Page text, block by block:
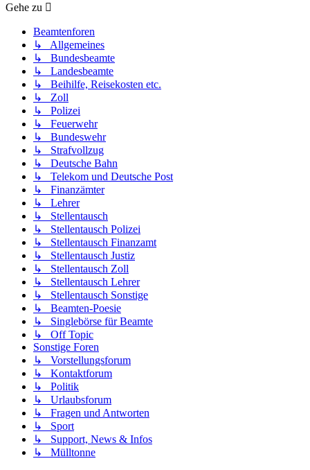
Gehe zu
Beamtenforen
↳ Allgemeines
↳ Bundesbeamte
↳ Landesbeamte
↳ Beihilfe, Reisekosten etc.
↳ Zoll
↳ Polizei
↳ Feuerwehr
↳ Bundeswehr
↳ Strafvollzug
↳ Deutsche Bahn
↳ Telekom und Deutsche Post
↳ Finanzämter
↳ Lehrer
↳ Stellentausch
↳ Stellentausch Polizei
↳ Stellentausch Finanzamt
↳ Stellentausch Justiz
↳ Stellentausch Zoll
↳ Stellentausch Lehrer
↳ Stellentausch Sonstige
↳ Beamten-Poesie
↳ Singlebörse für Beamte
↳ Off Topic
Sonstige Foren
↳ Vorstellungsforum
↳ Kontaktforum
↳ Politik
↳ Urlaubsforum
↳ Fragen und Antworten
↳ Sport
↳ Support, News & Infos
↳ Mülltonne